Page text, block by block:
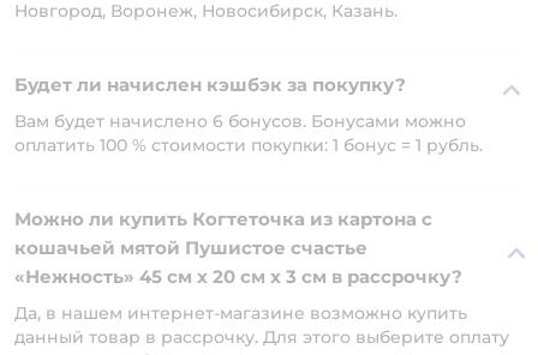
Новгород, Воронеж, Новосибирск, Казань.
Будет ли начислен кэшбэк за покупку?
Вам будет начислено 6 бонусов. Бонусами можно
оплатить 100 % стоимости покупки: 1 бонус = 1 рубль.
Можно ли купить Когтеточка из картона с
кошачьей мятой Пушистое счастье
«Нежность» 45 см х 20 см х 3 см в рассрочку?
Да, в нашем интернет-магазине возможно купить
данный товар в рассрочку. Для этого выберите оплату